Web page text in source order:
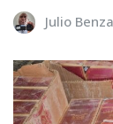
Julio